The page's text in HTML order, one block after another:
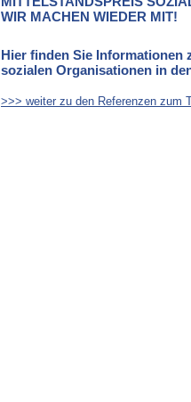
WIR MACHEN WIEDER MIT!
Hier finden Sie
sozialen Organisationen in
>>> weiter zu den Referenzen zum